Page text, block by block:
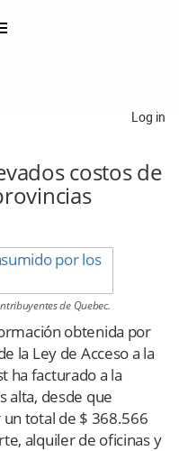
Log in
costos de
de Quebec.
obtenida por
la Ley de Acceso a la
ha facturado a la
alta, desde que
total de $ 368.566
alquiler de oficinas y